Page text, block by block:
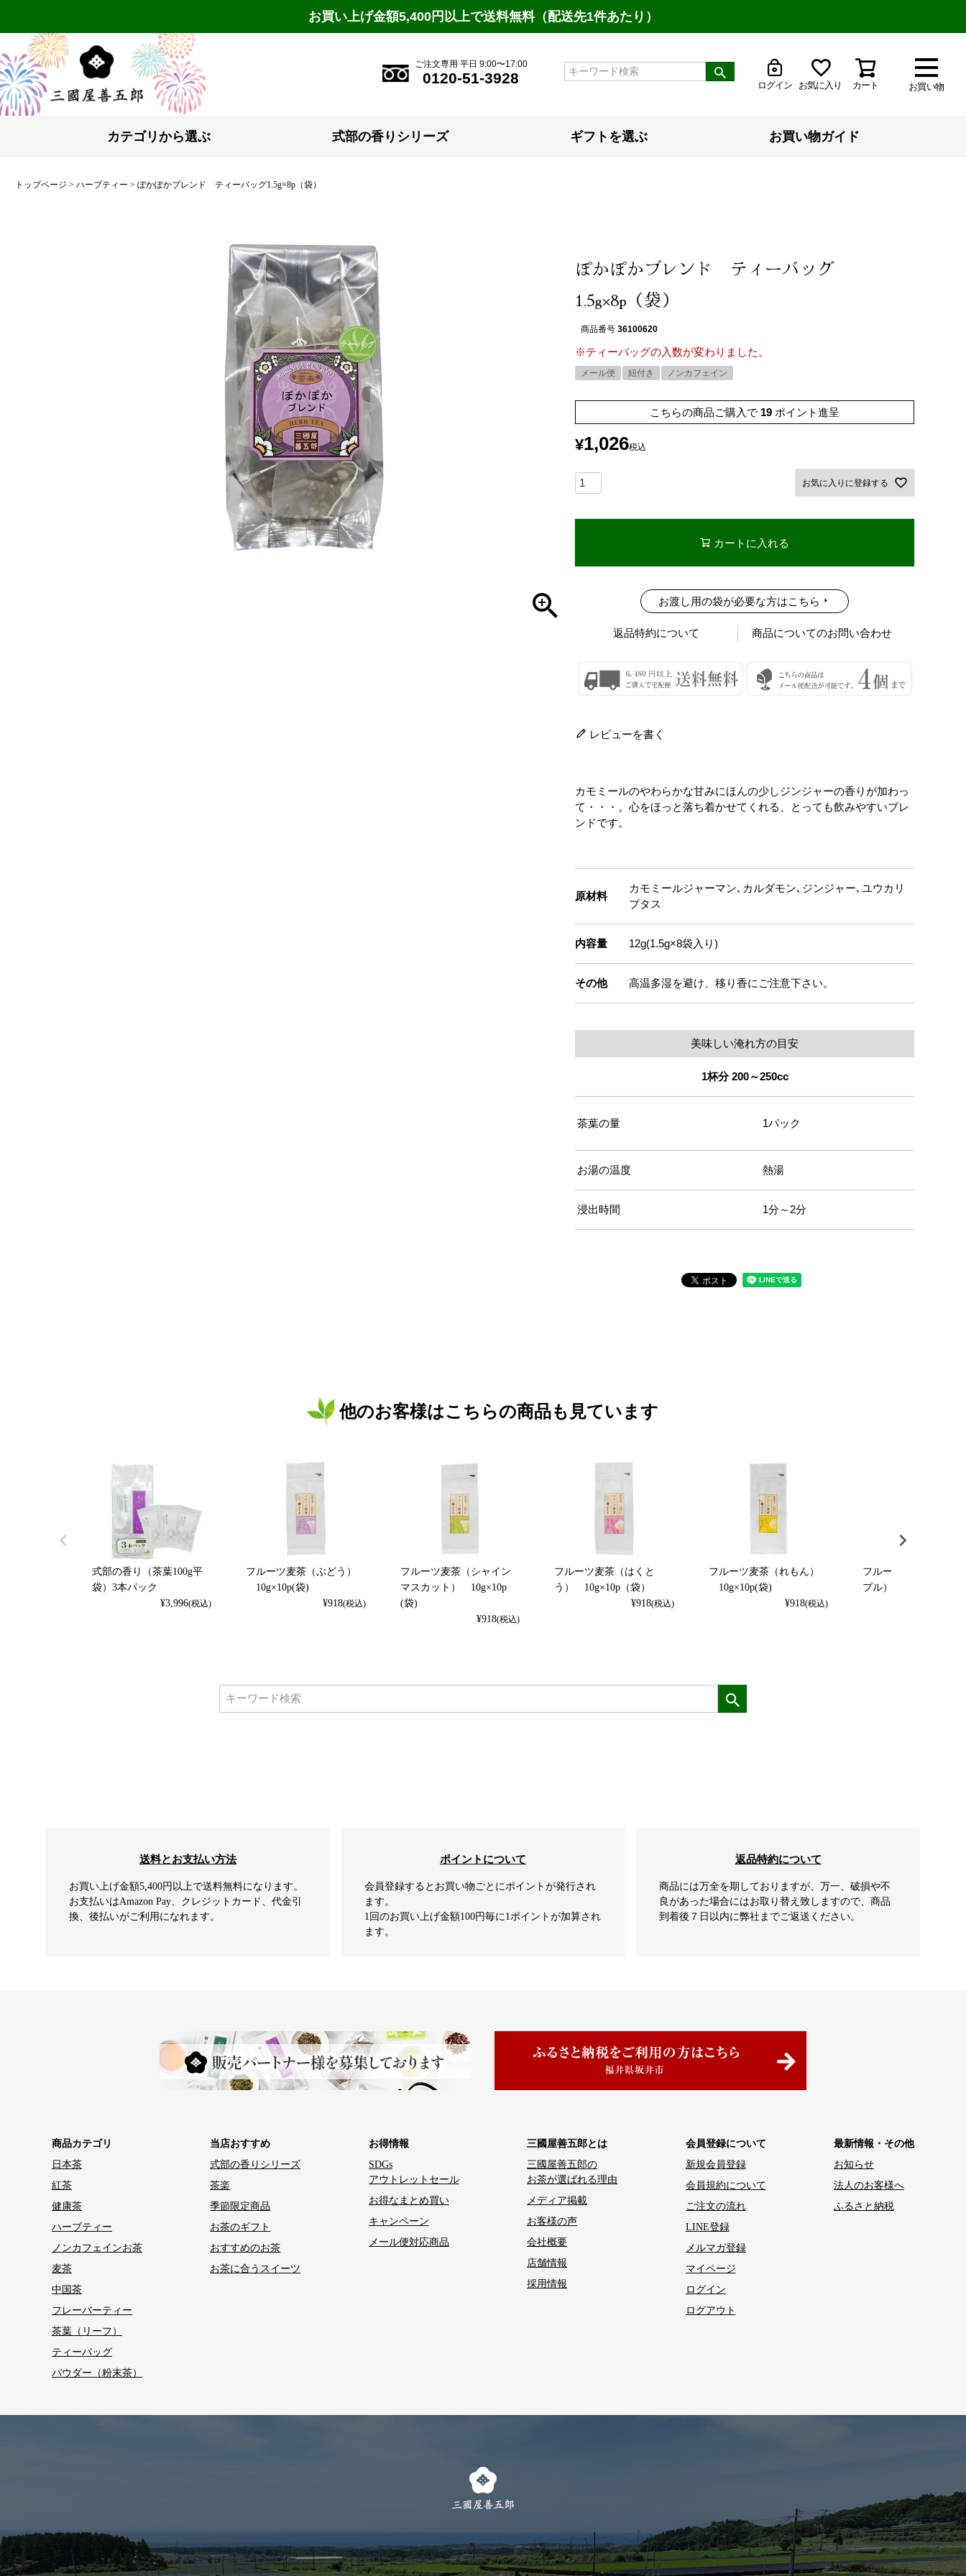
お買い上げ金額5,400円以上で送料無料（配送先1件あたり）
お買い物
ご注文専用 平日 9:00〜17:00
0120-51-3928 ログイン お気に入り カート
カテゴリから選ぶ 式部の香りシリーズ ギフトを選ぶ お買い物ガイド
トップページ ハーブティー ぽかぽかブレンド ティーバッグ1.5g×8p（袋）
ぽかぽかブレンド ティーバッグ
1.5g×8p（袋）
商品番号 36100620
※ティーバッグの入数が変わりました。
メール便 紐付き ノンカフェイン
こちらの商品ご購入で 19 ポイント進呈
¥1,026税込
お気に入りに登録する
カートに入れる
お渡し用の袋が必要な方はこちら
返品特約について 商品についてのお問い合わせ
レビューを書く
カモミールのやわらかな甘みにほんの少しジンジャーの香りが加わっ
て・・・。心をほっと落ち着かせてくれる、とっても飲みやすいブレ
ンドです。
原材料
カモミールジャーマン､カルダモン､ジンジャー､ユウカリ
プタス
内容量 12g(1.5g×8袋入り)
その他 高温多湿を避け、移り香にご注意下さい。
美味しい淹れ方の目安
1杯分 200～250cc
茶葉の量 1パック
お湯の温度 熱湯
浸出時間 1分～2分
他のお客様はこちらの商品も見ています
式部の香り（茶葉100g平
袋）3本パック
¥3,996(税込)
フルーツ麦茶（ぶどう）
10g×10p(袋)
¥918(税込)
フルーツ麦茶（シャイン
マスカット） 10g×10p
(袋)
¥918(税込)
フルーツ麦茶（はくと
う） 10g×10p（袋）
¥918(税込)
フルーツ麦茶（れもん）
10g×10p(袋)
¥918(税込)
フルーツ麦茶（パイナ
プル） 10g×10p（袋
送料とお支払い方法
お買い上げ金額5,400円以上で送料無料になります。
お支払いはAmazon Pay、クレジットカード、代金引
換、後払いがご利用になれます。
ポイントについて
会員登録するとお買い物ごとにポイントが発行され
ます。
1回のお買い上げ金額100円毎に1ポイントが加算され
ます。
返品特約について
商品には万全を期しておりますが、万一、破損や不
良があった場合にはお取り替え致しますので、商品
到着後７日以内に弊社までご返送ください。
商品カテゴリ
日本茶
紅茶
健康茶
ハーブティー
ノンカフェインお茶
麦茶
中国茶
フレーバーティー
茶葉（リーフ）
ティーバッグ
パウダー（粉末茶）
当店おすすめ
式部の香りシリーズ
茶楽
季節限定商品
お茶のギフト
おすすめのお茶
お茶に合うスイーツ
お得情報
SDGs
アウトレットセール
お得なまとめ買い
キャンペーン
メール便対応商品
三國屋善五郎とは
三國屋善五郎の
お茶が選ばれる理由
メディア掲載
お客様の声
会社概要
店舗情報
採用情報
会員登録について
新規会員登録
会員規約について
ご注文の流れ
LINE登録
メルマガ登録
マイページ
ログイン
ログアウト
最新情報・その他
お知らせ
法人のお客様へ
ふるさと納税